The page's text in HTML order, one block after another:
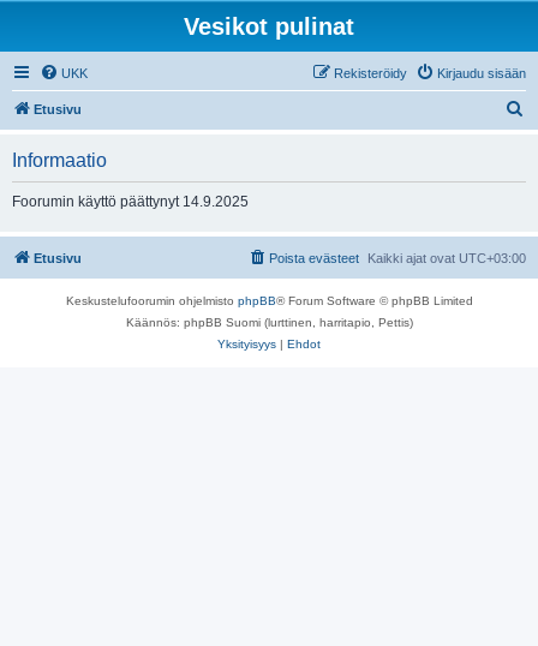
Vesikot pulinat
UKK Kirjaudu sisään
Rekisteröidy
Etusivu
Informaatio
Foorumin käyttö päättynyt 14.9.2025
Etusivu Kaikki ajat ovat UTC+03:00
Poista evästeet
Keskustelufoorumin ohjelmisto phpBB® Forum Software © phpBB Limited
Käännös: phpBB Suomi (lurttinen, harritapio, Pettis)
Yksityisyys | Ehdot